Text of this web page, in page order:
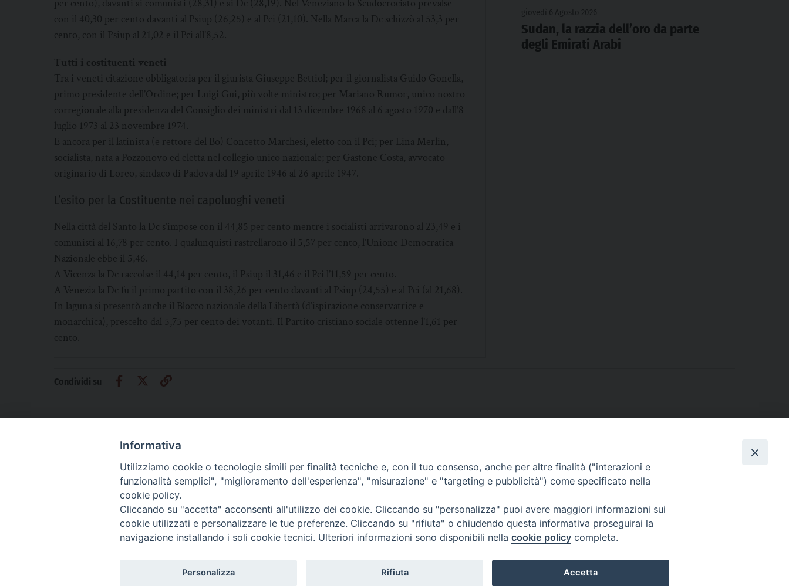
per cento), davanti ai comunisti (28,31) e ai Dc (28,19). Nel Veneziano lo Scudocrociato prevalse
con il 40,30 per cento davanti al Psiup (26,25) e al Pci (21,10). Nella Marca la Dc schizzò al 53,3 per
cento, con il Psiup al 21,02 e il Pci all’8,52.
Tutti i costituenti veneti
Tra i veneti citazione obbligatoria per il giurista Giuseppe Bettiol; per il giornalista Guido Gonella,
primo presidente dell’Ordine; per Luigi Gui, più volte ministro; per Mariano Rumor, unico nostro
corregionale alla presidenza del Consiglio dei ministri dal 13 dicembre 1968 al 6 agosto 1970 e dall’8
luglio 1973 al 23 novembre 1974.
E ancora per il latinista (e rettore del Bo) Concetto Marchesi, eletto con il Pci; per Lina Merlin,
socialista, nata a Pozzonovo ed eletta nel collegio unico nazionale; per Gastone Costa, avvocato
originario di Loreo, sindaco di Padova dal 19 aprile 1946 al 26 aprile 1947.
L’esito per la Costituente nei capoluoghi veneti
Nella città del Santo la Dc s’impose con il 44,85 per cento mentre i socialisti arrivarono al 23,49 e i
comunisti al 16,78 per cento. I qualunquisti rastrellarono il 5,57 per cento, l’Unione Democratica
Nazionale ebbe il 5,46.
A Vicenza la Dc raccolse il 44,14 per cento, il Psiup il 31,46 e il Pci l’11,59 per cento.
A Venezia la Dc fu il primo partito con il 38,26 per cento davanti al Psiup (24,55) e al Pci (al 21,68).
In laguna si presentò anche il Blocco nazionale della Libertà (d’ispirazione conservatrice e
monarchica), prescelto dal 5,75 per cento dei votanti. Il Partito cristiano sociale ottenne l’1,61 per
cento.
Sudan, la razzia dell’oro da parte
degli Emirati Arabi
Condividi su
AMMINISTRAZIONE TRASPARENTE SCRIVICI
La Difesa del Popolo percepisce i contributi pubblici all'editoria.
La Difesa del Popolo è una testata registrata presso il Tribunale di Padova decreto del 15 giugno 1950 al n. 37 del registro periodici.
Informativa
Utilizziamo cookie o tecnologie simili per finalità tecniche e, con il tuo consenso, anche per altre finalità ("interazioni e
funzionalità semplici", "miglioramento dell'esperienza", "misurazione" e "targeting e pubblicità") come specificato nella
cookie policy.
Cliccando su "accetta" acconsenti all'utilizzo dei cookie. Cliccando su "personalizza" puoi avere maggiori informazioni sui
cookie utilizzati e personalizzare le tue preferenze. Cliccando su "rifiuta" o chiudendo questa informativa proseguirai la
navigazione installando i soli cookie tecnici. Ulteriori informazioni sono disponibili nella cookie policy completa.
Personalizza Rifiuta Accetta